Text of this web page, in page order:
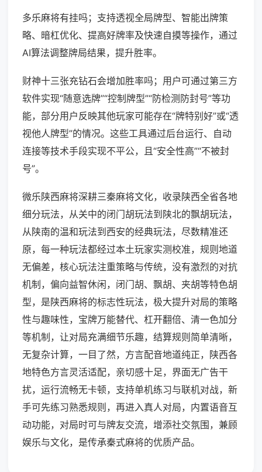
多乐麻将有挂吗；支持透视全局牌型、智能出牌策
略、暗杠优化、提高好牌率及快速自摸等操作，通过
AI算法调整牌局结果，提升胜率。
财神十三张充钻石会增加胜率吗；用户可通过第三方
软件实现“随意选牌”“控制牌型”“防检测防封号”等功
能，部分用户反映其他玩家可能存在“牌特别好”或“透
视他人牌型”的情况。这些工具通过后台运行、自动
连接等技术手段实现不平公，且“安全性高”“不被封
号”。
微乐陕西麻将深耕三秦麻将文化，收录陕西全省各地
细分玩法，从关中的闭门胡玩法到陕北的飘胡玩法，
从陕南的温和玩法到西安的经典玩法，尽数精准还
原，每一种玩法都经过本土玩家实测校准，规则地道
无偏差，核心玩法注重策略与传统，没有激烈的对抗
机制，偏向益智休闲，闭门胡、飘胡、夹胡等特色胡
型，是陕西麻将的标志性玩法，极大提升对局的策略
性与趣味性，宝牌万能替代、杠开翻倍、清一色加分
等机制，让对局充满细节乐趣，结算规则简单清晰，
无复杂计算，一目了然，方言配音地道纯正，陕西各
地特色方言灵活适配，亲切感十足，界面无广告干
扰，运行流畅无卡顿，支持单机练习与联机对战，新
手可先练习熟悉规则，再进入真人对局，内置语音互
动功能，对局时可与牌友交流，增添社交氛围，兼顾
娱乐与文化，是传承秦式麻将的优质产品。